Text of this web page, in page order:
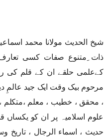
ذات ِمتنوع صفات کسی
کےعلمی حلقے ان کے قلم کی
مرحوم بيک وقت ايک جيد عالمِ
، محقق ، خطيب ، معلم ،متکلم ،
علوم اسلاميہ پر ان کو
حديث ، اسماء الرجال ، تاريخ